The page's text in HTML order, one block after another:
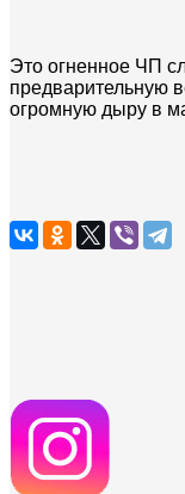
Это огненное ЧП
предварительную
огромную дыру в